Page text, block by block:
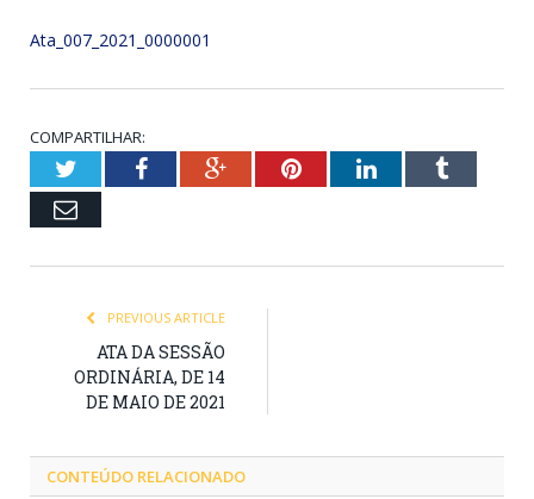
Ata_007_2021_0000001
COMPARTILHAR:
TwitterFacebookGoogle+PinterestLinkedInTumblr
Email
PREVIOUS ARTICLE
ATA DA SESSÃO
ORDINÁRIA, DE 14
DE MAIO DE 2021
CONTEÚDO RELACIONADO